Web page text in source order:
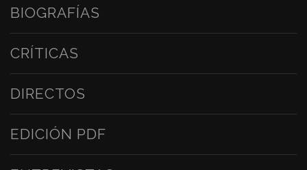
BIOGRAFÍAS
CRÍTICAS
DIRECTOS
EDICIÓN PDF